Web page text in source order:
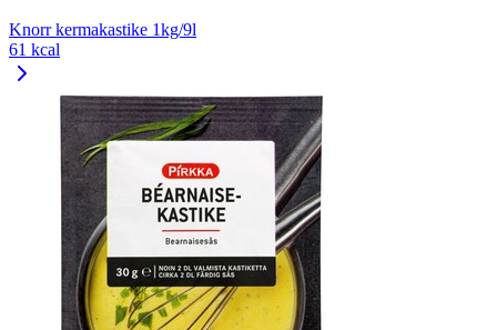
Knorr kermakastike 1kg/9l
61 kcal